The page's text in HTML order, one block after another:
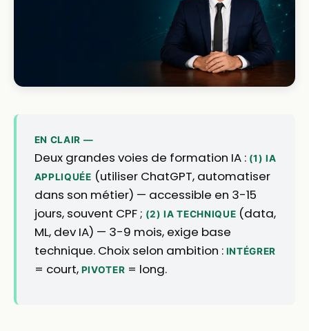
EN CLAIR —
Deux grandes voies de formation IA : (1) IA
APPLIQUÉE (utiliser ChatGPT, automatiser
dans son métier) — accessible en 3-15
jours, souvent CPF ; (2) IA TECHNIQUE (data,
ML, dev IA) — 3-9 mois, exige base
technique. Choix selon ambition : INTÉGRER
= court, PIVOTER = long.